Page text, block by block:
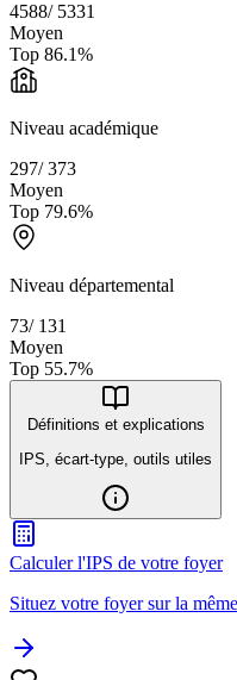
4588/ 5331
Moyen
Top 86.1%
Niveau académique
297/373
Moyen
Top 79.6%
Niveau départemental
73/ 131
Moyen
Top 55.7%
Définitions et explications
IPS, écart-type, outils utiles
Calculer l'IPS de votre foyer
Situez votre foyer sur la